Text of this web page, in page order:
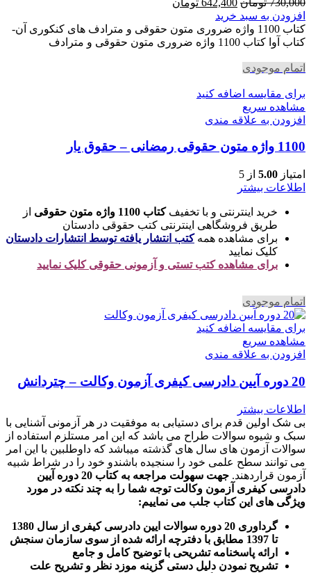
اصلی
730,000 تومان
بود.
642,400 تومان
است.
افزودن به سبد خرید
کتاب 1100 واژه ضروری متون حقوقی و مترادف های کنکوری آن-
کتاب آوا کتاب 1100 واژه ضروری متون حقوقی و مترادف
اتمام موجودی
برای مقایسه اضافه کنید
مشاهده سریع
افزودن به علاقه مندی
1100 واژه متون حقوقی رمضانی – حقوق یار
امتیاز 5.00 از 5
اطلاعات بیشتر
خرید اینترنتی و با تخفیفکتاب 1100 واژه متون حقوقی
از
طریق فروشگاهی اینترنتی کتب حقوقی دادستان
برای مشاهده همهکتب انتشار یافته توسط انتشارات دادستان
کلیک نمایید
برای مشاهده کتب تستی و آزمونی حقوقی کلیک نمایید
اتمام موجودی
برای مقایسه اضافه کنید
مشاهده سریع
افزودن به علاقه مندی
20 دوره آیین دادرسی کیفری آزمون وکالت – چتردانش
اطلاعات بیشتر
بی شک اولین قدم برای دستیابی به موفقیت در هر آزمونی آشنایی با
سبک و شیوه سوالات طراح می باشد که این امر مستلزم استفاده از
سوالات آزمون های سال های گذشته میباشد که داوطلبین با این امر
می توانند سطح علمی خود را سنجیده باشندو خود را در شراط شبیه
آزمون قراردهند.
جهت سهولت مراجعه به کتاب 20 دوره آیین
دادرسی کیفری آزمون وکالت توجه شما را به چند نکته در مورد
ویژگی های این کتاب جلب می نماییم:
گرداوری 20 دوره سوالات ایین دادرسی کیفری از سال 1380
تا 1397 مطابق با دفترچه ارائه شده از سوی سازمان سنجش
ارائه پاسخنامه تشریحی با توضیح کامل و جامع
تشریح نمودن دلیل دستی گزینه موزد نظر و تشریح علت